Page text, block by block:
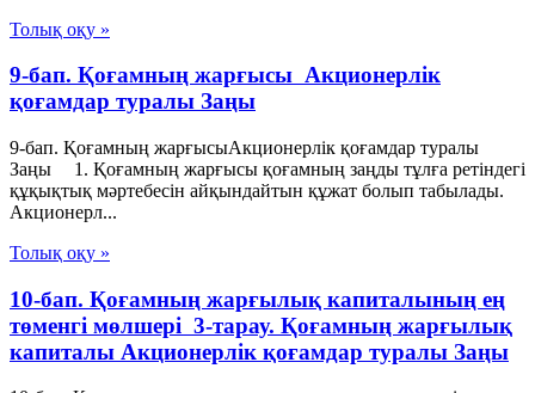
Толық оқу »
9-бап. Қоғамның жарғысы Акционерлік
қоғамдар туралы Заңы
9-бап. Қоғамның жарғысыАкционерлік қоғамдар туралы
Заңы 1. Қоғамның жарғысы қоғамның заңды тұлға ретіндегі
құқықтық мәртебесін айқындайтын құжат болып табылады.
Акционерл...
Толық оқу »
10-бап. Қоғамның жарғылық капиталының ең
төменгі мөлшері 3-тарау. Қоғамның жарғылық
капиталы Акционерлік қоғамдар туралы Заңы